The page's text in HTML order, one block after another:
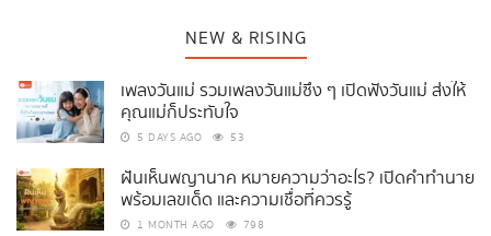
NEW & RISING
เพลงวันแม่ รวมเพลงวันแม่ซึ้ง ๆ เปิดฟังวันแม่ ส่งให้
คุณแม่ก็ประทับใจ
5 DAYS AGO 53
ฝันเห็นพญานาค หมายความว่าอะไร? เปิดคำทำนาย
พร้อมเลขเด็ด และความเชื่อที่ควรรู้
1 MONTH AGO 798